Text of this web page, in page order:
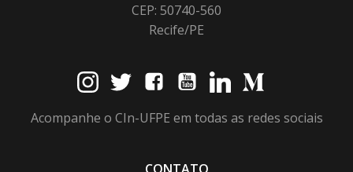
CEP: 50740-560
Recife/PE
Acompanhe o CIn-UFPE em todas as redes sociais
CONTATO